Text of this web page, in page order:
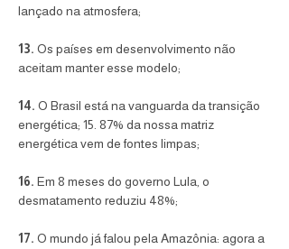
lançado na atmosfera;
13. Os países em desenvolvimento não
aceitam manter esse modelo;
14. O Brasil está na vanguarda da transição
energética; 15. 87% da nossa matriz
energética vem de fontes limpas;
16. Em 8 meses do governo Lula, o
desmatamento reduziu 48%;
17. O mundo já falou pela Amazônia: agora a